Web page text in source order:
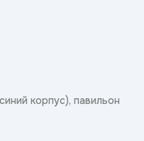
корпус), павильон